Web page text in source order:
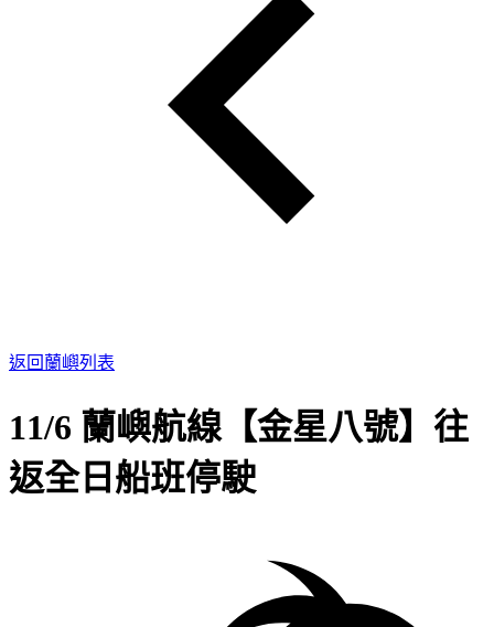
返回蘭嶼列表
11/6 蘭嶼航線【金星八號】往
返全日船班停駛